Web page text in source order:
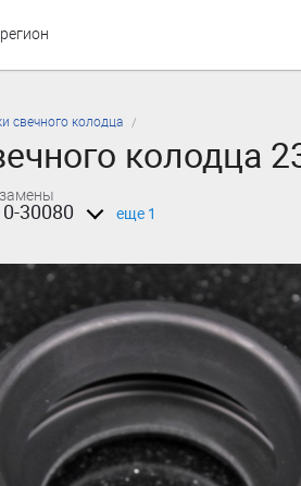
свечного колодца
колодца
30080 еще 1